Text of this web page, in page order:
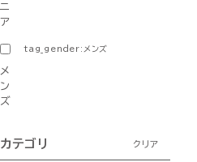
ニ
ア
tag_gender:メンズ
メ
ン
ズ
カテゴリ クリア